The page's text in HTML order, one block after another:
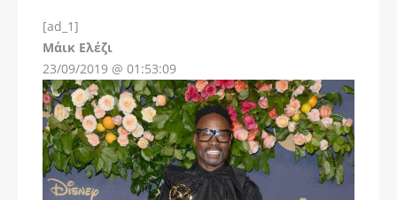
[ad_1]
Μάικ ΕλέζιInstagram
23/09/2019 @ 01:53:09